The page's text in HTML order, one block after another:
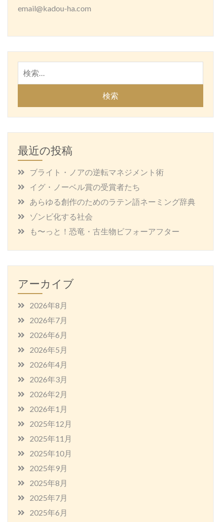
email@kadou-ha.com
索:
最近の投稿
ブライト・ノアの逆転マネジメント術
イグ・ノーベル賞の受賞者たち
あらゆる創作のためのラテン語ネーミング辞典
ゾンビ化する社会
も〜っと！恐竜・古生物ビフォーアフター
アーカイブ
2026年8月
2026年7月
2026年6月
2026年5月
2026年4月
2026年3月
2026年2月
2026年1月
2025年12月
2025年11月
2025年10月
2025年9月
2025年8月
2025年7月
2025年6月